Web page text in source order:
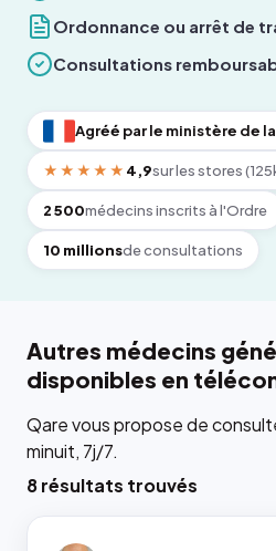
Ordonnance ou arrêt de
Consultations
Agréé par le ministère de
★★★★★ 4,9sur les stores
2 500médecins inscrits à l'Ordre
10 millionsde consultations
Autres médecins
disponibles en
Qare vous propose de
minuit, 7j/7.
8 résultats trouvés